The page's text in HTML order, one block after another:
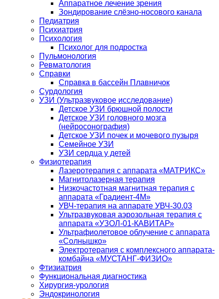
Аппаратное лечение зрения
Зондирование слёзно-носового канала
Педиатрия
Психиатрия
Психология
Психолог для подростка
Пульмонология
Ревматология
Справки
Справка в бассейн Плавничок
Сурдология
УЗИ (Ультразвуковое исследование)
Детское УЗИ брюшной полости
Детское УЗИ головного мозга
(нейросонография)
Детское УЗИ почек и мочевого пузыря
Семейное УЗИ
УЗИ сердца у детей
Физиотерапия
Лазеротерапия с аппарата «МАТРИКС»
Магнитолазерная терапия
Низкочастотная магнитная терапия с
аппарата «Градиент-4М»
УВЧ-терапия на аппарате УВЧ-30.03
Ультразвуковая аэрозольная терапия с
аппарата «УЗОЛ-01-КАВИТАР»
Ультрафиолетовое облучение с аппарата
«Солнышко»
Электротерапия с комплексного аппарата-
комбайна «МУСТАНГ-ФИЗИО»
Фтизиатрия
Функциональная диагностика
Хирургия-урология
Эндокринология